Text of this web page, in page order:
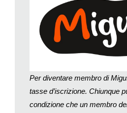
Per diventare membro di
tasse d’iscrizione. Chiunque
condizione che un membro